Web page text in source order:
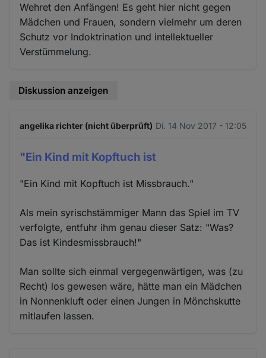
Wehret den Anfängen! Es geht hier nicht gegen
Mädchen und Frauen, sondern vielmehr um deren
Schutz vor Indoktrination und intellektueller
Verstümmelung.
Diskussion anzeigen
angelika richter (nicht überprüft) Di. 14 Nov 2017 - 12:05
"Ein Kind mit Kopftuch ist
"Ein Kind mit Kopftuch ist Missbrauch."
Als mein syrischstämmiger Mann das Spiel im TV
verfolgte, entfuhr ihm genau dieser Satz: "Was?
Das ist Kindesmissbrauch!"
Man sollte sich einmal vergegenwärtigen, was (zu
Recht) los gewesen wäre, hätte man ein Mädchen
in Nonnenkluft oder einen Jungen in Mönchskutte
mitlaufen lassen.